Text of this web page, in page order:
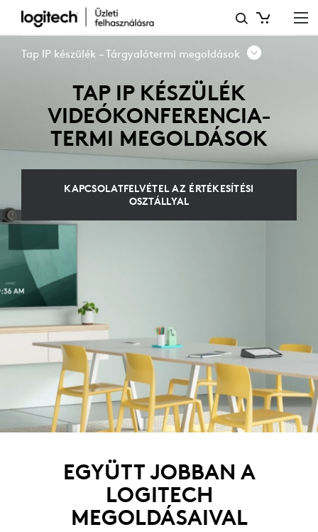
TAP
TÁRGYALÓTERMI
MEGOLDÁSOK
Tap IP készülék – Tárgyalótermi megoldások
TAP IP KÉSZÜLÉK
VIDEÓKONFERENCIA-
TERMI MEGOLDÁSOK
KAPCSOLATFELVÉTEL AZ ÉRTÉKESÍTÉSI
OSZTÁLLYAL
EGYÜTT JOBBAN A
LOGITECH
MEGOLDÁSAIVAL